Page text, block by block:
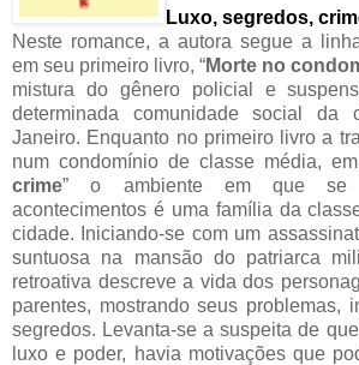
Luxo, segredos,
Neste romance, a autora segue a
em seu primeiro livro, “Morte no
mistura do gênero policial e
determinada comunidade social
Janeiro. Enquanto no primeiro livro a
num condomínio de classe média,
crime” o ambiente em que se
acontecimentos é uma família da
cidade. Iniciando-se com um
suntuosa na mansão do patriarca
retroativa descreve a vida dos
parentes, mostrando seus problemas,
segredos. Levanta-se a suspeita de
luxo e poder, havia motivações que